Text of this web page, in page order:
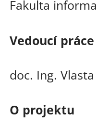
Fakulta
Vedoucí práce
doc. Ing. Vlasta
O projektu